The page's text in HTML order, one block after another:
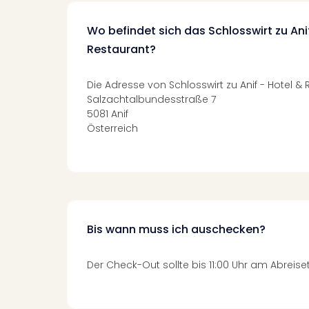
Wo befindet sich das Schlosswirt zu
Restaurant?
Die Adresse von Schlosswirt zu Anif - Hotel &
Salzachtalbundesstraße 7
5081 Anif
Österreich
Bis wann muss ich auschecken?
Der Check-Out sollte bis 11:00 Uhr am